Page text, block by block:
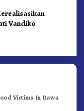
Vandiko
Victims In Rawa